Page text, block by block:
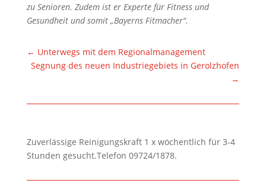
zu Senioren. Zudem ist er Experte für Fitness und
Gesundheit und somit „Bayerns Fitmacher“.
← Unterwegs mit dem Regionalmanagement
Segnung des neuen Industriegebiets in Gerolzhofen
→
Zuverlässige Reinigungskraft 1 x wöchentlich für 3-4
Stunden gesucht.Telefon 09724/1878.